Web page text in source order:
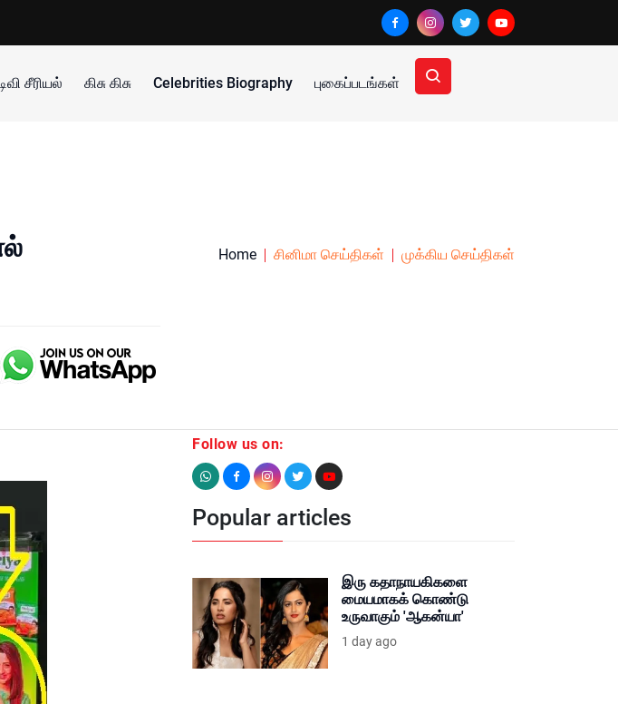
சீரியல் கிசு கிசு Celebrities Biography புகைப்படங்கள்
Home சினிமா செய்திகள் முக்கிய செய்திகள்
Follow us on:
Popular articles
இரு கதாநாயகிகளை
மையமாகக் கொண்டு
உருவாகும் 'ஆகன்யா'
1 day ago